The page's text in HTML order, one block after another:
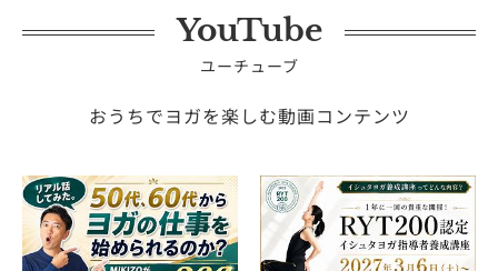
YouTube
ユーチューブ
おうちでヨガを楽しむ動画コンテンツ